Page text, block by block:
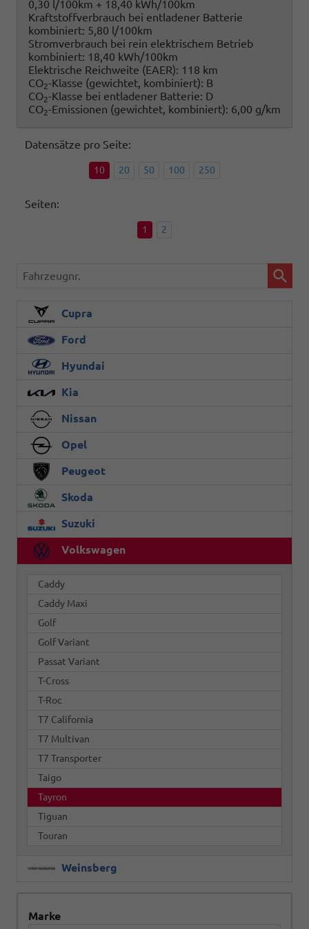
0,30 l/100km + 18,40 kWh/100km
Kraftstoffverbrauch bei entladener Batterie
kombiniert: 5,80 l/100km
Stromverbrauch bei rein elektrischem Betrieb
kombiniert: 18,40 kWh/100km
Elektrische Reichweite (EAER): 118 km
CO2-Klasse (gewichtet, kombiniert): B
CO2-Klasse bei entladener Batterie: D
CO2-Emissionen (gewichtet, kombiniert): 6,00 g/km
Datensätze pro Seite:
10 20 50 100 250
Seiten:
1 2
Fahrzeugnr.
Cupra
Ford
Hyundai
Kia
Nissan
Opel
Peugeot
Skoda
Suzuki
Volkswagen
Caddy
Caddy Maxi
Golf
Golf Variant
Passat Variant
T-Cross
T-Roc
T7 California
T7 Multivan
T7 Transporter
Taigo
Tayron
Tiguan
Touran
Weinsberg
Marke